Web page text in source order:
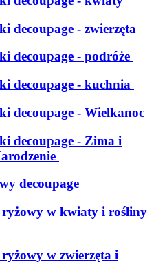
decoupage - zwierzęta
decoupage - podróże
decoupage - kuchnia
decoupage - Wielkanoc
decoupage - Zima i
decoupage
ryżowy w kwiaty i rośliny
w zwierzęta i